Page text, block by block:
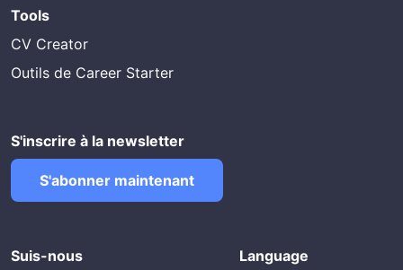
Tools
CV Creator
Outils de Career Starter
S'inscrire à la newsletter
S'abonner maintenant
Suis-nous Language